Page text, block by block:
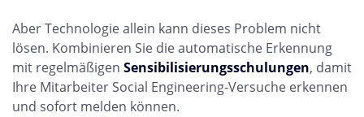
Aber Technologie allein kann dieses Problem nicht
lösen. Kombinieren Sie die automatische Erkennung
mit regelmäßigen Sensibilisierungsschulungen, damit
Ihre Mitarbeiter Social Engineering-Versuche erkennen
und sofort melden können.